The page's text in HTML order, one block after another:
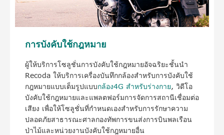
การบังคับใช้กฎหมาย
ผู้ให้บริการโซลูชั่นการบังคับใช้กฎหมายอัจฉริยะชั้นนำ
Recoda ให้บริการเครื่องบันทึกกล้องสำหรับการบังคับใช้
กฎหมายแบบเต็มรูปแบบกล้อง4G สำหรับร่างกาย, วิดีโอ
บังคับใช้กฎหมายและแพลตฟอร์มการจัดการสถานีเชื่อมต่อ
เสียง เพื่อให้โซลูชั่นที่กำหนดเองสำหรับการรักษาความ
ปลอดภัยสาธารณะศาลกองทัพการขนส่งการบินพลเรือน
ป่าไม้และหน่วยงานบังคับใช้กฎหมายอื่น